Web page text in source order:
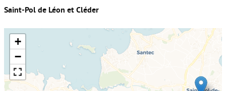
Saint-Pol de Léon et Cléder
+
−